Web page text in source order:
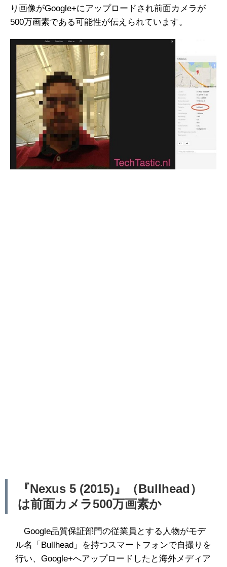
り画像がGoogle+にアップロードされ前面カメラが
500万画素である可能性が伝えられています。
『Nexus 5 (2015)』（Bullhead）
は前面カメラ500万画素か
Google品質保証部門の従業員とする人物がモデ
ル名「Bullhead」を持つスマートフォンで自撮りを
行い、Google+へアップロードしたと海外メディア